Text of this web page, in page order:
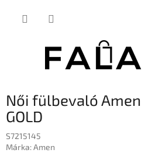
Női fülbevaló Amen
GOLD
S7215145
Márka:Amen